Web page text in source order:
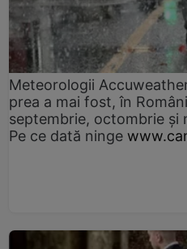
Meteorologii
prea a mai fost, în
septembrie, octombrie și
Pe ce dată ninge